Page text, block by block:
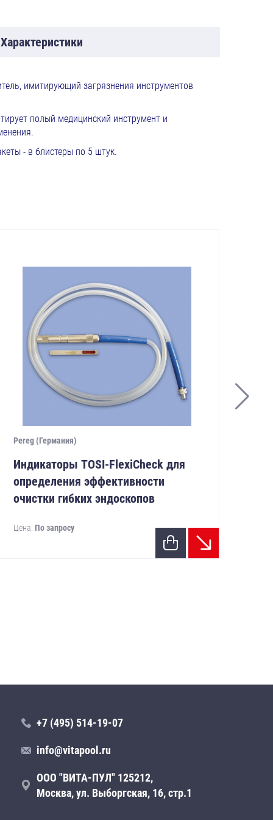
Характеристики
имитирующий загрязнения инструментов
полый медицинский инструмент и
- в блистеры по 5 штук.
Pereg (Германия)
Индикаторы TOSI-FlexiCheck для
определения эффективности
очистки гибких эндоскопов
Цена: По запросу
+7 (495) 514-19-07
info@vitapool.ru
ООО "ВИТА-ПУЛ" 125212,
Москва, ул. Выборгская, 16, стр.1